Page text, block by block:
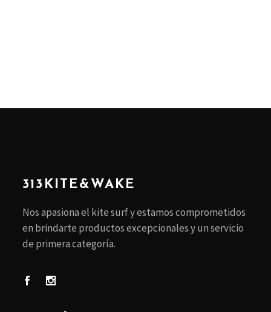
313KITE&WAKE
Nos apasiona el kite surf y estamos comprometidos
en brindarte productos excepcionales y un servicio
de primera categoría.